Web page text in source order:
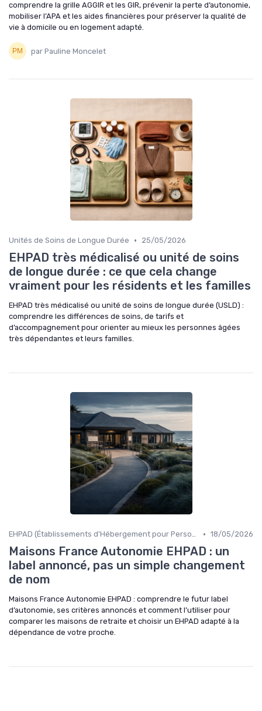
comprendre la grille AGGIR et les GIR, prévenir la perte d’autonomie,
mobiliser l’APA et les aides financières pour préserver la qualité de
vie à domicile ou en logement adapté.
par Pauline Moncelet
Unités de Soins de Longue Durée • 25/05/2026
EHPAD très médicalisé ou unité de soins
de longue durée : ce que cela change
vraiment pour les résidents et les familles
EHPAD très médicalisé ou unité de soins de longue durée (USLD) :
comprendre les différences de soins, de tarifs et
d’accompagnement pour orienter au mieux les personnes âgées
très dépendantes et leurs familles.
EHPAD (Établissements d'Hébergement pour Personnes Âgées Dépendantes) • 18/05/2026
Maisons France Autonomie EHPAD : un
label annoncé, pas un simple changement
de nom
Maisons France Autonomie EHPAD : comprendre le futur label
d’autonomie, ses critères annoncés et comment l’utiliser pour
comparer les maisons de retraite et choisir un EHPAD adapté à la
dépendance de votre proche.